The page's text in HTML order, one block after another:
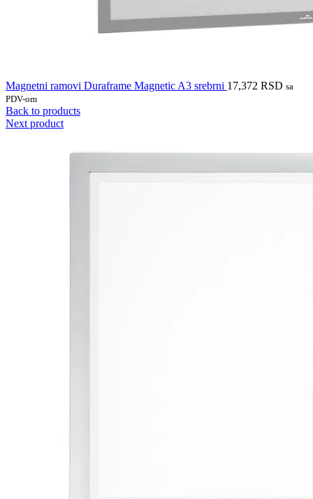
Magnetni ramovi Duraframe Magnetic A3 srebrni 17,372 RSD sa
PDV-om
Back to products
Next product